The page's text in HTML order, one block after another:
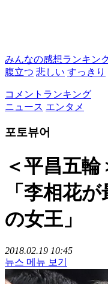
みんなの感想ランキン
腹立つ 悲しい すっきり
コメントランキング
ニュース エンタメ
포토뷰어
＜平昌五
「李相花
の女王」
2018.02.19 10:45
뉴스 메뉴 보기